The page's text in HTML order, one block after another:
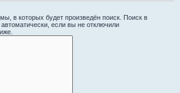
в которых будет произведён поиск. Поиск в
если вы не отключили